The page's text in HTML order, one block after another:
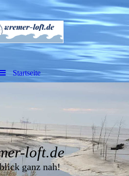
Startseite
loft.de
ganz nah!